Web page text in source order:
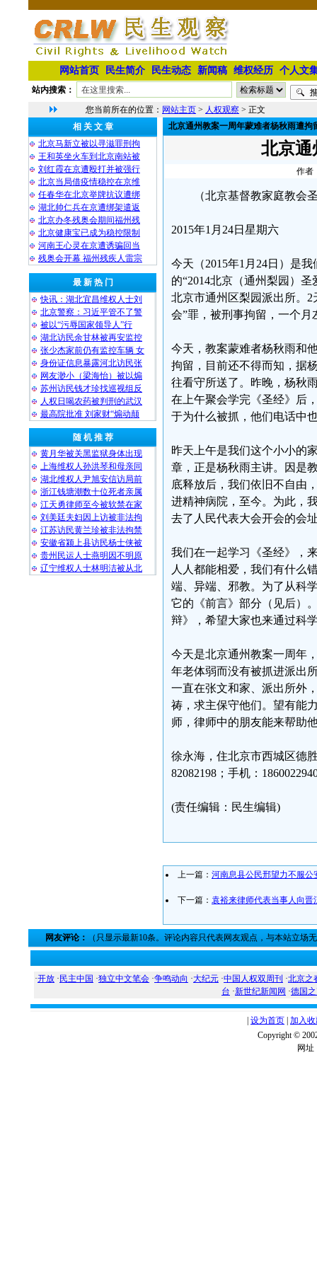
网站首页 民生简介 民生动态 新闻稿 维权经历 个人文
站内搜索：
您当前所在的位置： 网站主页 > 人权观察 > 正文
相 关 文 章
北京马新立被以寻滋罪刑拘
王和英坐火车到北京南站被
刘红霞在京遭殴打并被强行
北京当局借疫情稳控在京维
任春华在北京举牌抗议遭绑
湖北帅仁兵在京遭绑架遣返
北京办冬残奥会期间福州残
北京健康宝已成为稳控限制
河南王心灵在京遭诱骗回当
残奥会开幕 福州残疾人雷宗
最 新 热 门
快讯：湖北宜昌维权人士刘
北京警察：习近平管不了警
被以“污辱国家领导人”行
湖北访民余甘林被再安监控
张少杰家前仍有监控车辆 女
身份证信息暴露河北访民张
网友渺小（梁海怡）被以煽
苏州访民钱才珍找巡视组反
人权日喝农药被判刑的武汉
最高院批准 刘家财“煽动颠
随 机 推 荐
黄月华被关黑监狱身体出现
上海维权人孙洪琴和母亲同
湖北维权人尹旭安信访局前
浙江钱塘潮数十位死者亲属
江天勇律师至今被软禁在家
刘美廷夫妇因上访被非法拘
江苏访民黄兰珍被非法拘禁
安徽省颍上县访民杨士侠被
贵州民运人士燕明因不明原
辽宁维权人士林明洁被从北
北京通州教案一周年蒙难者杨秋雨遭拘
北京通
作者
（北京基督教家庭教会
2015年1月24日星期六
今天（2015年1月24日）是
的“2014北京（通州梨园）
北京市通州区梨园派出所。
会”罪，被刑事拘留，一个月
今天，教案蒙难者杨秋雨和
拘留，目前还不得而知，据
往看守所送了。昨晚，杨秋
在上午聚会学完《圣经》后
于为什么被抓，他们电话中
昨天上午是我们这个小小的
章，正是杨秋雨主讲。因是
底释放后，我们依旧不自由
进精神病院，至今。为此，
去了人民代表大会开会的会
我们在一起学习《圣经》，
人人都能相爱，我们有什么
端、异端、邪教。为了从科
它的《前言》部分（见后）
辩》，希望大家也来通过科
今天是北京通州教案一周年
年老体弱而没有被抓进派出
一直在张文和家、派出所外
祷，求主保守他们。望有能
师，律师中的朋友能来帮助
徐永海，住北京市西城区德
82082198；手机：
(责任编辑：民生编辑)
上一篇： 河南息县公民邢望力不服
下一篇： 袁裕来律师代表当事人向
网友评论： （只显示最新10条。评论内容只代表网友观点，与本站立场
·开放 · 民主中国 ·独立中文笔会 ·争鸣动向 ·大纪元 ·中国人权双周刊 ·北京之
台 ·新世纪新闻网 ·德国
设为首页 加入
Copyright ©
网址